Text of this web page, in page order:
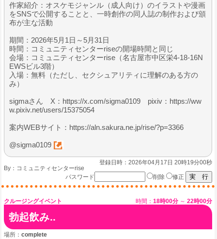
作家紹介：オスケモジャンル（成人向け）のイラストや漫画
をSNSで公開することと、一時創作の同人誌の制作および頒
布が主な活動
期間：2026年5月1日～5月31日
時間：コミュニティセンターriseの開場時間と同じ
会場：コミュニティセンターrise（名古屋市中区栄4-18-16N
EWSビル3階）
入場：無料（ただし、セクシュアリティに理解のある方の
み）
sigmaさん X：https://x.com/sigma0109 pixiv：https://ww
w.pixiv.net/users/15375054
案内WEBサイト：https://aln.sakura.ne.jp/rise/?p=3366
@sigma0109
登録日時：2026年04月17日 20時19分00秒
By： コミュニティセンターrise
パスワード
削除 修正
クルージングイベント 時間： 18時00分 ～ 22時00分
勃起飲み..
場所： complete